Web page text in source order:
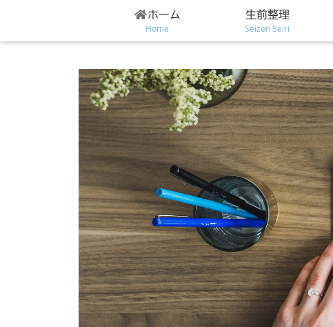
ホーム
Home
生前整理
Seizen Seiri